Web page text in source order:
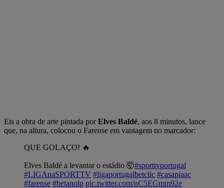
Eis a obra de arte pintada porElves Baldé, aos 8 minutos, lance
que, na altura, colocou o Farense em vantagem no marcador:
QUE GOLAÇO! 🔥
Elves Baldé a levantar o estádio 🤯#sporttvportugal
#LIGAnaSPORTTV #ligaportugalbetclic #casapiaac
#farense #betanolp pic.twitter.com/nC5EGmm92e